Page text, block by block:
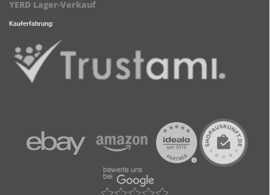
YERD Lager-Verkauf
Kauferfahrung: